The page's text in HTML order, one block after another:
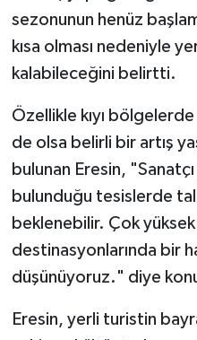
sezonunun henüz
kısa olması nedeniyle
kalabileceğini belirtti.
Özellikle kıyı
de olsa belirli bir artış
bulunan Eresin,
bulunduğu tesislerde
beklenebilir. Çok yüksek
destinasyonlarında bir
düşünüyoruz." diye
Eresin, yerli turistin